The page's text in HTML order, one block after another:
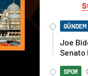
GÜNDEM
Joe
Senato
SPOR